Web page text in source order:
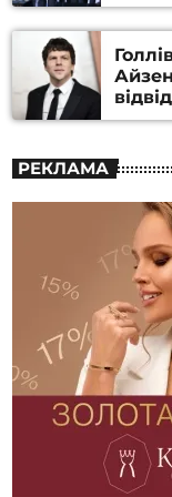
РЕКЛАМА